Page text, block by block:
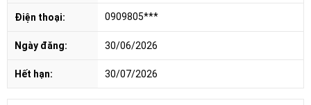
Điện thoại: 0909805***
Ngày đăng: 30/06/2026
Hết hạn: 30/07/2026